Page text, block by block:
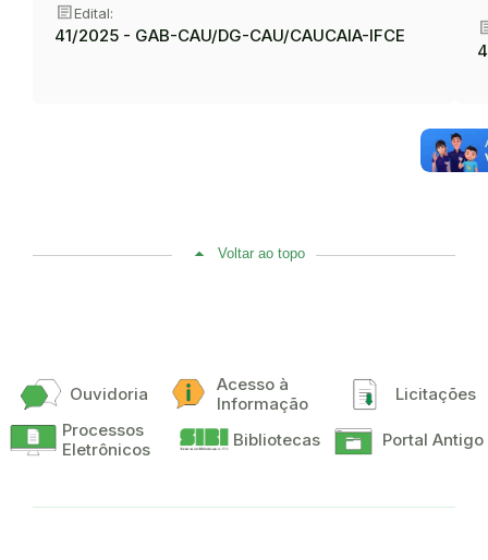
articleEdital:
41/2025 - GAB-CAU/DG-CAU/CAUCAIA-IFCE
Voltar ao topo
Ouvidoria
Acesso à
Informação
Licitações
Processos
Eletrônicos
Bibliotecas Portal Antigo